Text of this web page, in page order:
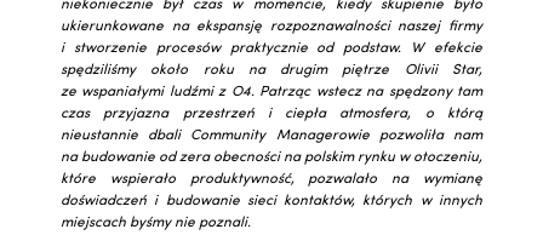
ukierunkowane na ekspansję rozpoznawalności naszej firmy
i stworzenie procesów praktycznie od podstaw. W efekcie
spędziliśmy około roku na drugim piętrze Olivii Star,
ze wspaniałymi ludźmi z O4. Patrząc wstecz na spędzony tam
czas przyjazna przestrzeń i ciepła atmosfera, o którą
nieustannie dbali Community Managerowie pozwoliła nam
na budowanie od zera obecności na polskim rynku w otoczeniu,
które wspierało produktywność, pozwalało na wymianę
doświadczeń i budowanie sieci kontaktów, których w innych
miejscach byśmy nie poznali.